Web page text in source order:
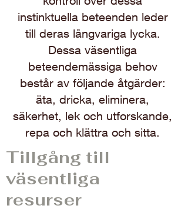
instinktuella beteenden leder
till deras långvariga lycka.
Dessa väsentliga
beteendemässiga behov
består av följande åtgärder:
äta, dricka, eliminera,
säkerhet, lek och utforskande,
repa och klättra och sitta.
Tillgång till
väsentliga
resurser